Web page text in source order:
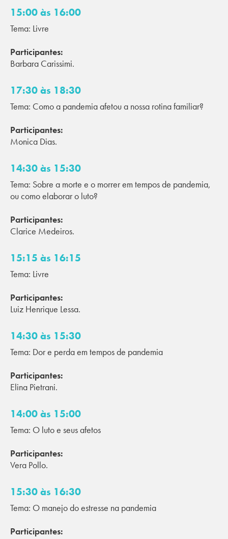
15:00 às 16:00
Tema: Livre
Participantes:
Barbara Carissimi.
17:30 às 18:30
Tema: Como a pandemia afetou a nossa rotina familiar?
Participantes:
Monica Dias.
14:30 às 15:30
Tema: Sobre a morte e o morrer em tempos de pandemia,
ou como elaborar o luto?
Participantes:
Clarice Medeiros.
15:15 às 16:15
Tema: Livre
Participantes:
Luiz Henrique Lessa.
14:30 às 15:30
Tema: Dor e perda em tempos de pandemia
Participantes:
Elina Pietrani.
14:00 às 15:00
Tema: O luto e seus afetos
Participantes:
Vera Pollo.
15:30 às 16:30
Tema: O manejo do estresse na pandemia
Participantes: